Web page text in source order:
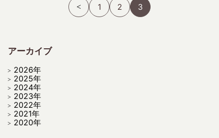
1 2 3
アーカイブ
2026年
2025年
2024年
2023年
2022年
2021年
2020年